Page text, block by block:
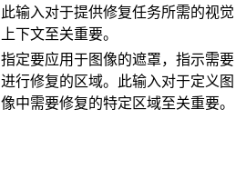
此输入对于提供修复任务所需的视觉
上下文至关重要。
指定要应用于图像的遮罩，指示需要
进行修复的区域。此输入对于定义图
像中需要修复的特定区域至关重要。